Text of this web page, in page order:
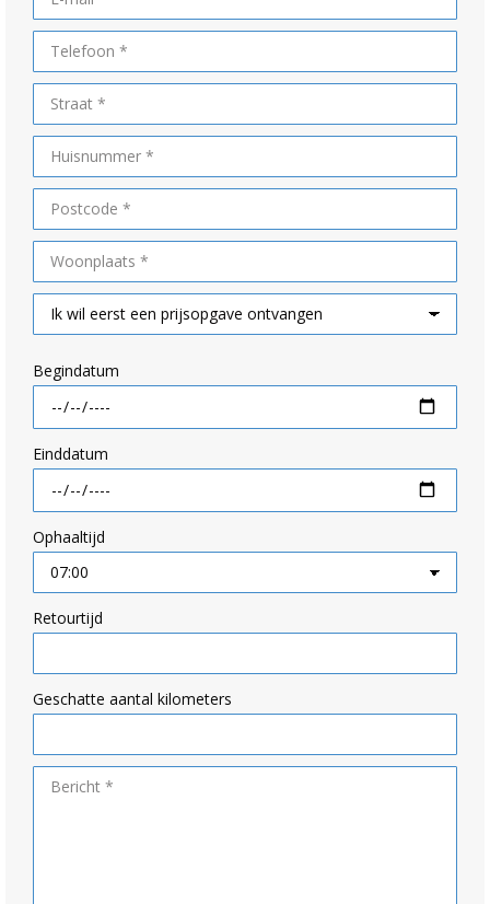
Begindatum
Einddatum
Ophaaltijd
Retourtijd
Geschatte aantal kilometers